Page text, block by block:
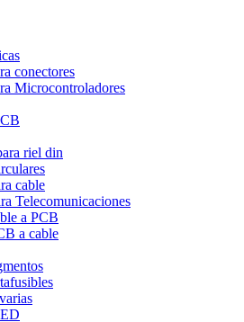
conectores
Microcontroladores
riel din
cable
Telecomunicaciones
a PCB
a cable